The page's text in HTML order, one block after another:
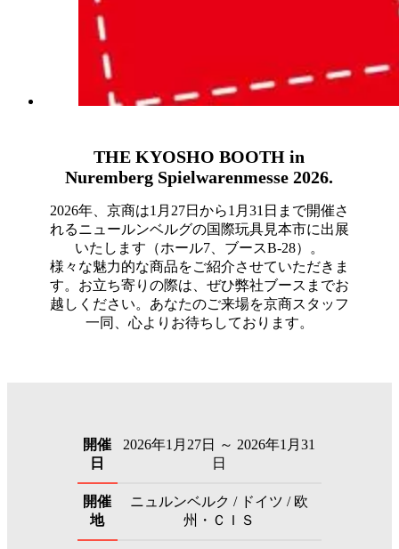
THE KYOSHO BOOTH in
Nuremberg Spielwarenmesse 2026.
2026年、京商は1月27日から1月31日まで開催さ
れるニュールンベルグの国際玩具見本市に出展
いたします（ホール7、ブースB-28）。
様々な魅力的な商品をご紹介させていただきま
す。お立ち寄りの際は、ぜひ弊社ブースまでお
越しください。あなたのご来場を京商スタッフ
一同、心よりお待ちしております。
開催
日
2026年1月27日 ～ 2026年1月31
日
開催
地
ニュルンベルク / ドイツ / 欧
州・ＣＩＳ